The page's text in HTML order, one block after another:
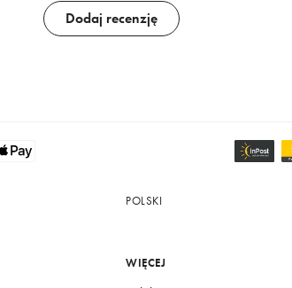
Dodaj recenzję
POLSKI
WIĘCEJ